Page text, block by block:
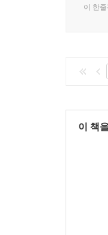
이 한
이 책